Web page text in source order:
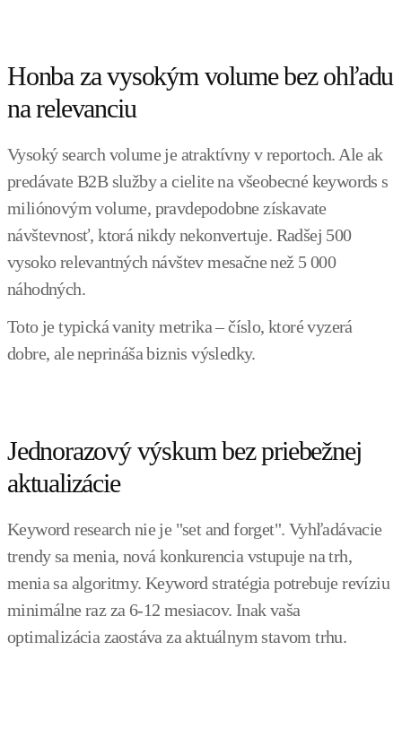
Honba za vysokým volume bez ohľadu
na relevanciu
Vysoký search volume je atraktívny v reportoch. Ale ak
predávate B2B služby a cielite na všeobecné keywords s
miliónovým volume, pravdepodobne získavate
návštevnosť, ktorá nikdy nekonvertuje. Radšej 500
vysoko relevantných návštev mesačne než 5 000
náhodných.
Toto je typická vanity metrika – číslo, ktoré vyzerá
dobre, ale neprináša biznis výsledky.
Jednorazový výskum bez priebežnej
aktualizácie
Keyword research nie je "set and forget". Vyhľadávacie
trendy sa menia, nová konkurencia vstupuje na trh,
menia sa algoritmy. Keyword stratégia potrebuje revíziu
minimálne raz za 6-12 mesiacov. Inak vaša
optimalizácia zaostáva za aktuálnym stavom trhu.